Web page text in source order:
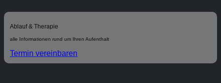
Ablauf & Therapie
alle Informationen rund um Ihren Aufenthalt
Termin vereinbaren